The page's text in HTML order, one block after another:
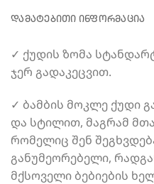
ᲓᲐᲛᲐᲢᲔᲑᲘᲗᲘ ᲘᲜᲤᲝᲠᲛᲐᲪᲘᲐ
✓ ქუდის ზომა
ჯერ გადაკეცვით.
✓ ბამბის მოკლე ქუდი
და სტილით, მაგრამ
რომელიც შენ
განუმეორებელი,
მქსოველი ბებიების